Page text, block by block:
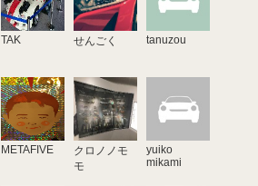
TAK せんごく tanuzou
METAFIVE
クロノノモ
モ
yuiko
mikami